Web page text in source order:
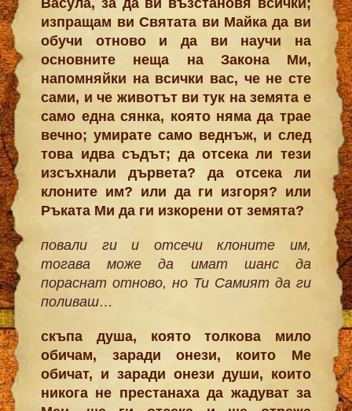
изпращам ви Святата ви Майка да ви
обучи отново и да ви научи на
основните неща на Закона Ми,
напомняйки на всички вас, че не сте
сами, и че животът ви тук на земята е
само една сянка, която няма да трае
вечно; умирате само веднъж, и след
това идва съдът; да отсека ли тези
изсъхнали дървета? да отсека ли
клоните им? или да ги изгоря? или
Ръката Ми да ги изкорени от земята?
повали ги и отсечи клоните им,
тогава може да имат шанс да
пораснат отново, но Ти Самият да ги
поливаш…
скъпа душа, която толкова мило
обичам, заради онези, които Ме
обичат, и заради онези души, които
никога не престанаха да жадуват за